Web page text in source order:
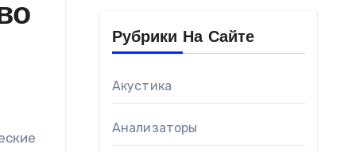
Рубрики На Сайте
Акустика
Анализаторы